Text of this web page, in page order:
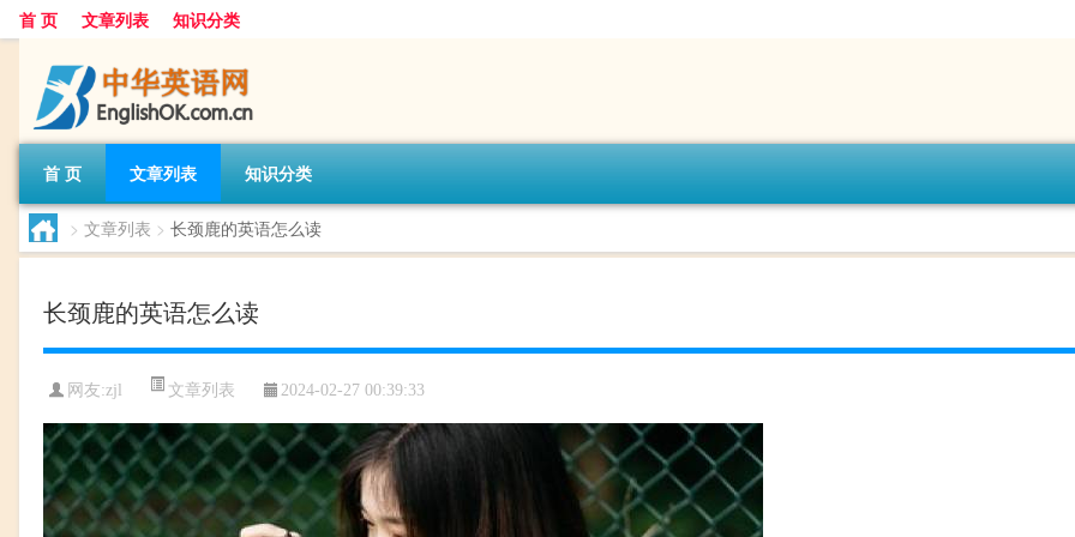
首 页 文章列表 知识分类
首 页 文章列表 知识分类
> 文章列表 > 长颈鹿的英语怎么读
长颈鹿的英语怎么读
网友:zjl 文章列表 2024-02-27 00:39:33